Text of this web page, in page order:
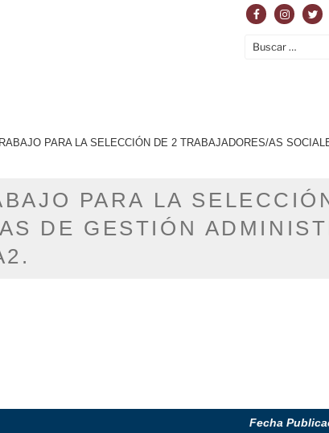
Facebook
Buscar
PARA LA SELECCIÓN DE 2 TRABAJADORES/AS
PARA LA
DE GESTIÓN
Fecha